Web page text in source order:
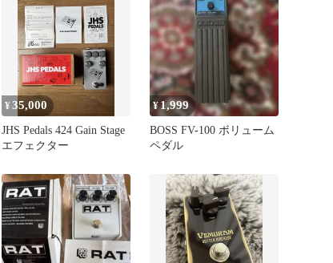
¥35,000
JHS Pedals 424 Gain Stage
エフェクター
¥1,999
BOSS FV-100 ボリューム
ペダル